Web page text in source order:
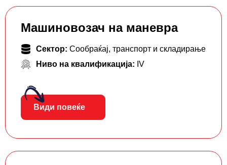
Машиновозач на маневра
Сектор: Сообраќај, транспорт и складирање
Ниво на квалификација: IV
Види повеќе